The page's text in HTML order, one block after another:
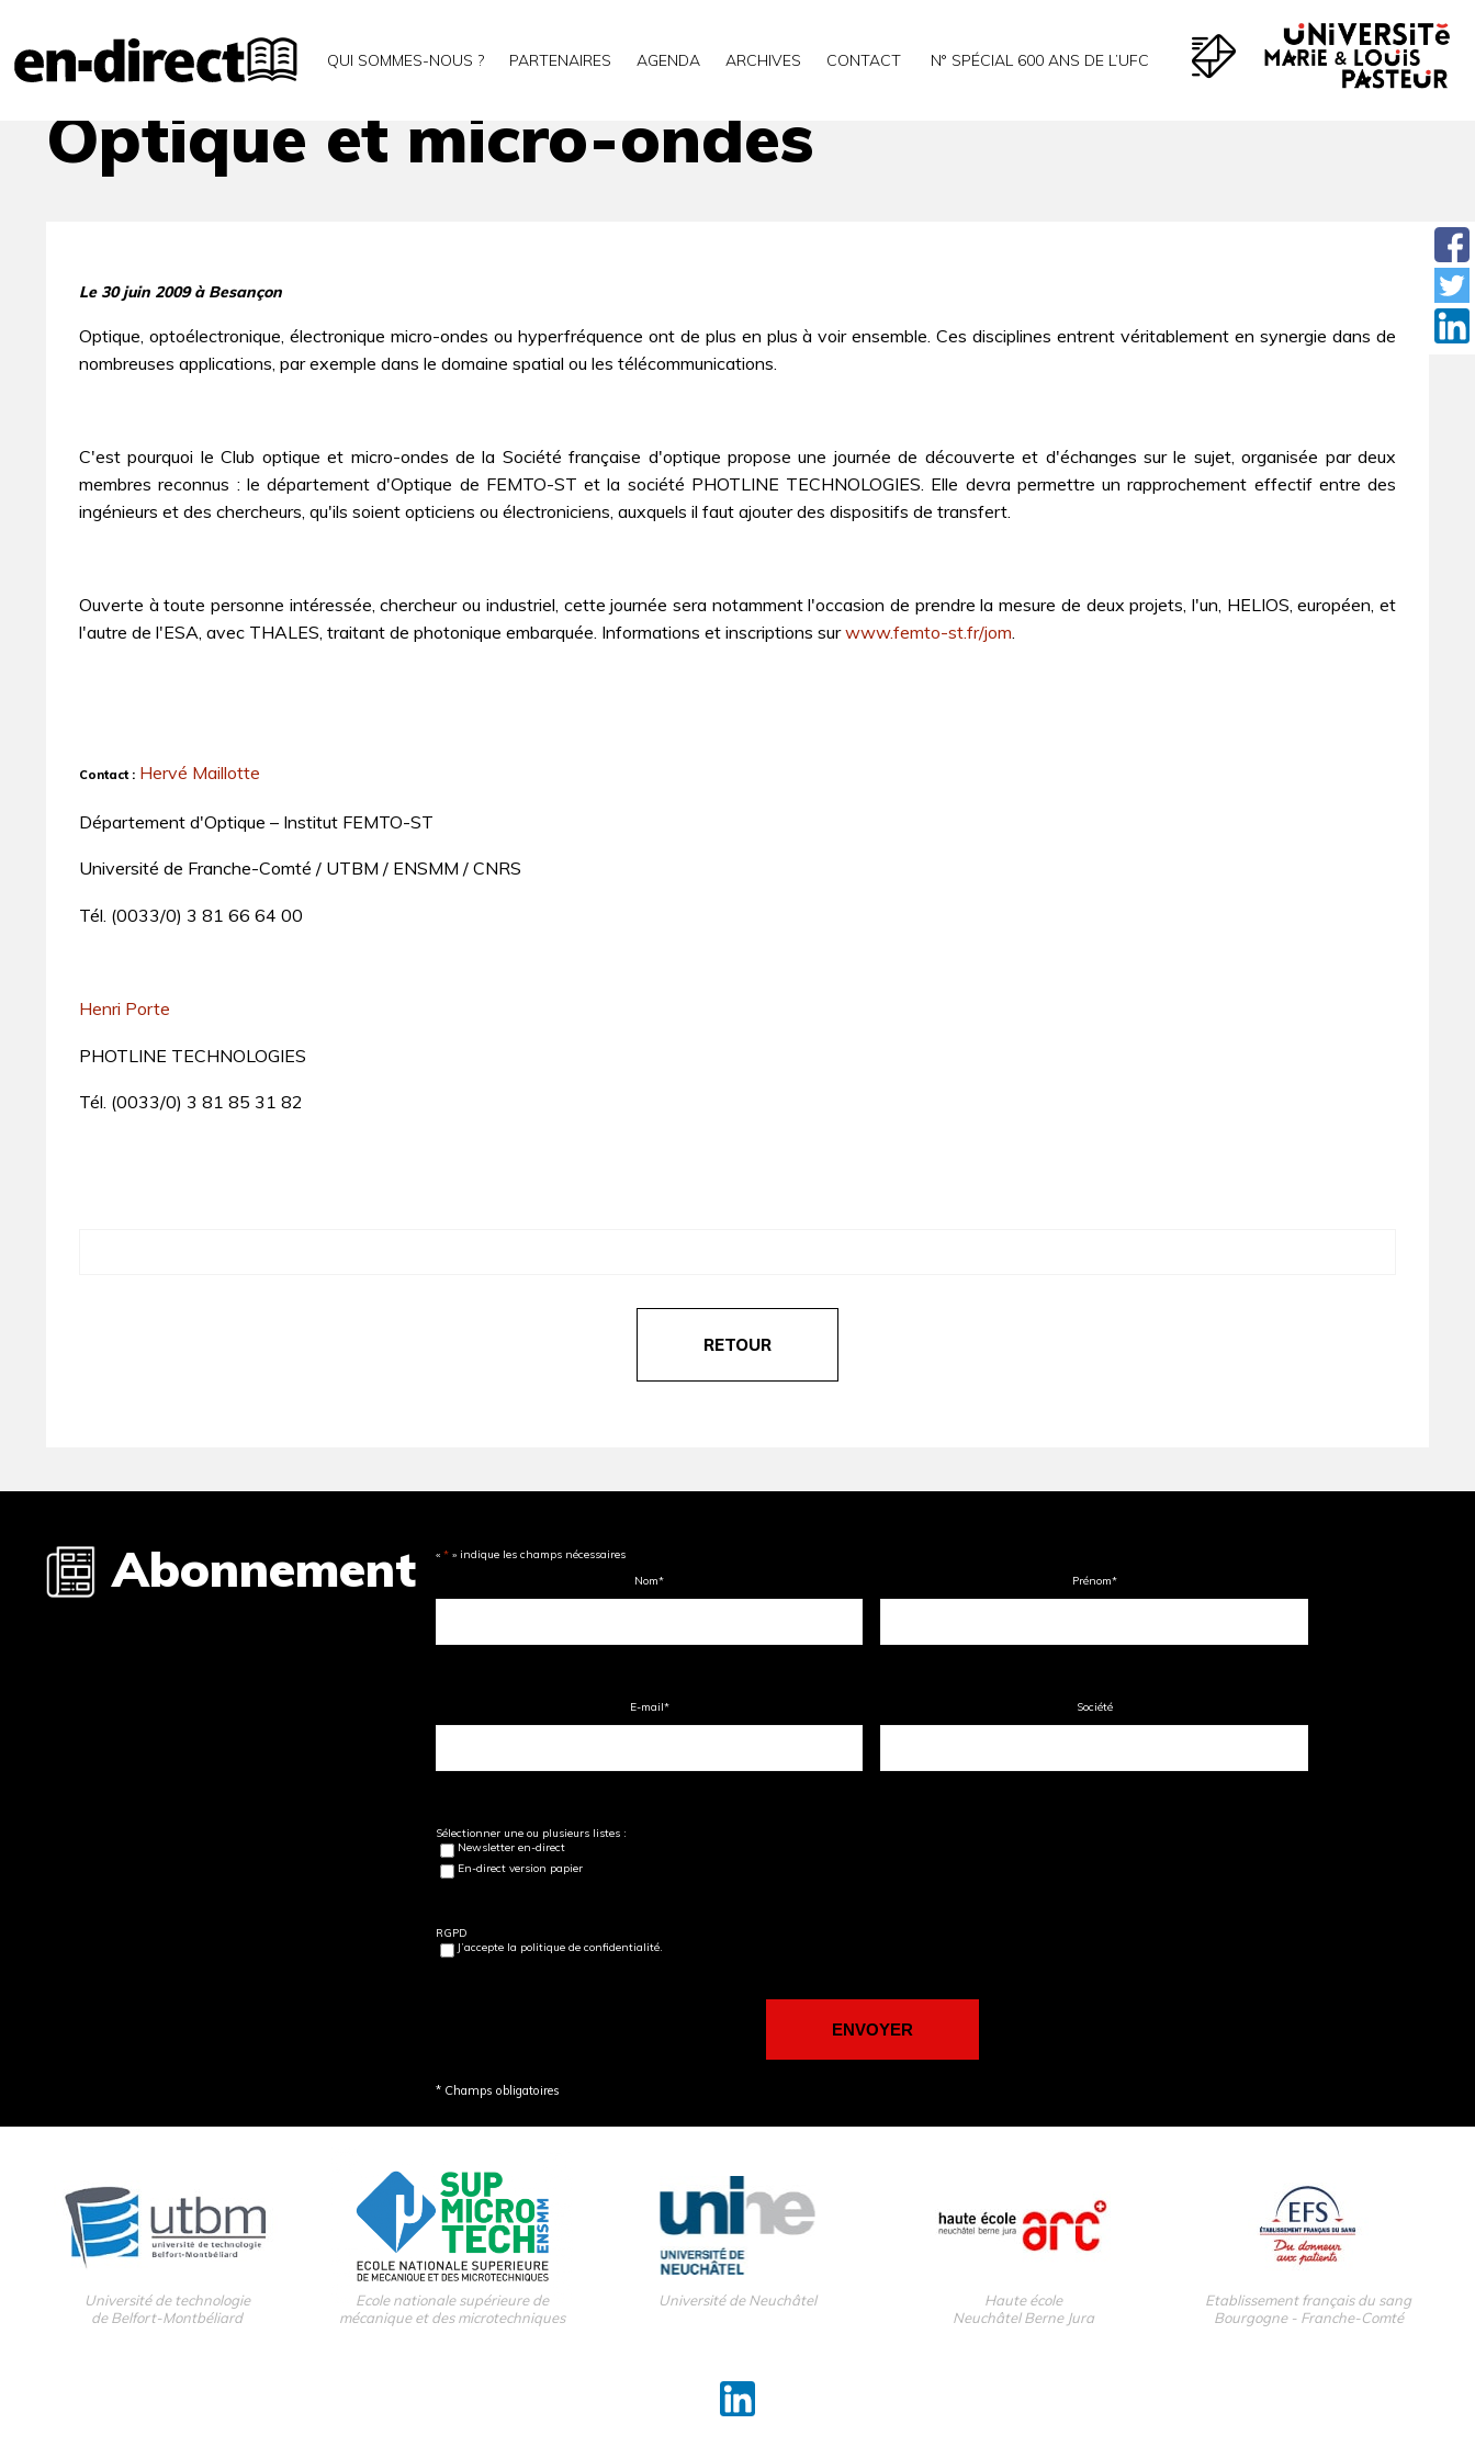
QUI SOMMES-NOUS ? PARTENAIRES AGENDA ARCHIVES CONTACT N° SPÉCIAL 600 ANS DE L’UFC
Archives Optique et micro-ondes
Optique et micro-ondes
Le 30 juin 2009 à Besançon
Optique, optoélectronique, électronique micro-ondes ou hyperfréquence ont de plus en plus à voir ensemble. Ces disciplines entrent véritablement en synergie dans de
nombreuses applications, par exemple dans le domaine spatial ou les télécommunications.
C'est pourquoi le Club optique et micro-ondes de la Société française d'optique propose une journée de découverte et d'échanges sur le sujet, organisée par deux
membres reconnus : le département d'Optique de FEMTO-ST et la société PHOTLINE TECHNOLOGIES. Elle devra permettre un rapprochement effectif entre des
ingénieurs et des chercheurs, qu'ils soient opticiens ou électroniciens, auxquels il faut ajouter des dispositifs de transfert.
Ouverte à toute personne intéressée, chercheur ou industriel, cette journée sera notamment l'occasion de prendre la mesure de deux projets, l'un, HELIOS, européen, et
l'autre de l'ESA, avec THALES, traitant de photonique embarquée. Informations et inscriptions surwww.femto-st.fr/jom.
Contact : Hervé Maillotte
Département d'Optique – Institut FEMTO-ST
Université de Franche-Comté / UTBM / ENSMM / CNRS
Tél. (0033/0) 3 81 66 64 00
Henri Porte
PHOTLINE TECHNOLOGIES
Tél. (0033/0) 3 81 85 31 82
RETOUR
Abonnement « * » indique les champs nécessaires
Nom* Prénom*
E-mail* Société
Sélectionner une ou plusieurs listes :
Newsletter en-direct
En-direct version papier
RGPD
J’accepte la politique de confidentialité.
* Champs obligatoires
Université de technologie
de Belfort-Montbéliard
Ecole nationale supérieure de
mécanique et des microtechniques
Université de Neuchâtel
Haute école
Neuchâtel Berne Jura
Etablissement français du sang
Bourgogne - Franche-Comté